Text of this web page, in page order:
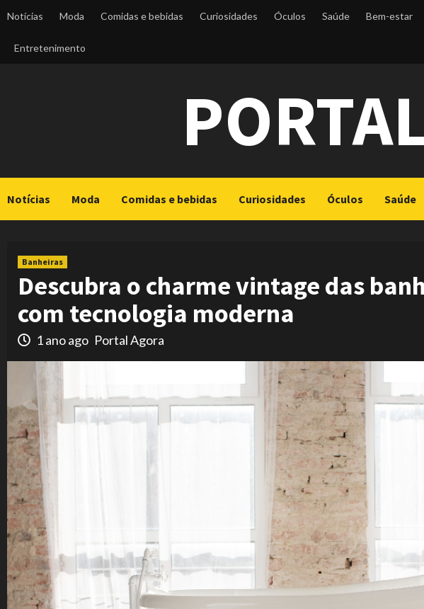
content
Notícias Moda Comidas e bebidas Curiosidades Óculos Saúde Bem-estar
Entretenimento
Notícias Moda Comidas e bebidas Curiosidades Óculos Saúde
Banheiras
Descubra o charme vintage das
com tecnologia moderna
1 ano ago Portal Agora